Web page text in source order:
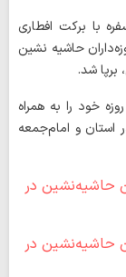
با برکت افطاری
حاشیه ‌نشین
شد.
خود را به ‌همراه
استان و امام‌جمعه